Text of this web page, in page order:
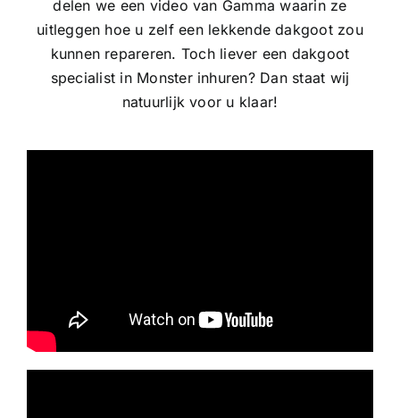
delen we een video van Gamma waarin ze
uitleggen hoe u zelf een lekkende dakgoot zou
kunnen repareren. Toch liever een dakgoot
specialist in Monster inhuren? Dan staat wij
natuurlijk voor u klaar!